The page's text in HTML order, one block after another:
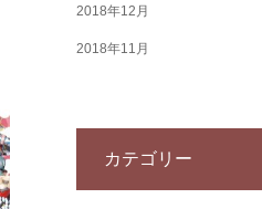
2018年12月
2018年11月
カテゴリー